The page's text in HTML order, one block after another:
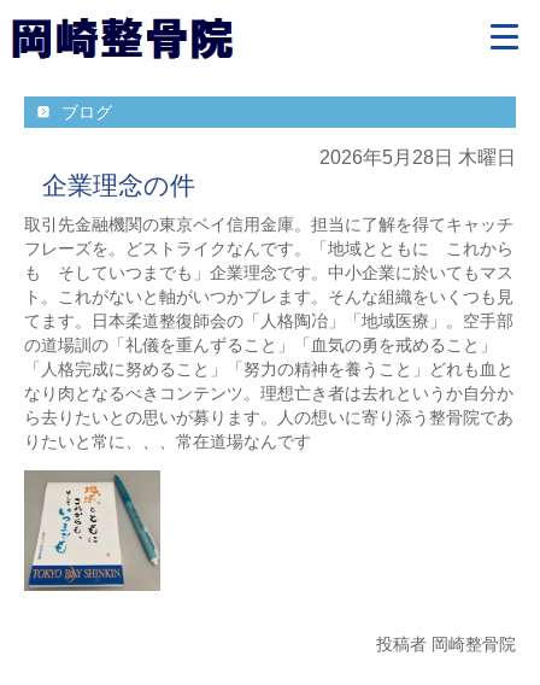
ブログ
2026年5月28日 木曜日
企業理念の件
取引先金融機関の東京ベイ信用金庫。担当に了解を得てキャッチ
フレーズを。どストライクなんです。「地域とともに これから
も そしていつまでも」企業理念です。中小企業に於いてもマス
ト。これがないと軸がいつかブレます。そんな組織をいくつも見
てます。日本柔道整復師会の「人格陶冶」「地域医療」。空手部
の道場訓の「礼儀を重んずること」「血気の勇を戒めること」
「人格完成に努めること」「努力の精神を養うこと」どれも血と
なり肉となるべきコンテンツ。理想亡き者は去れというか自分か
ら去りたいとの思いが募ります。人の想いに寄り添う整骨院であ
りたいと常に、、、常在道場なんです
投稿者 岡崎整骨院